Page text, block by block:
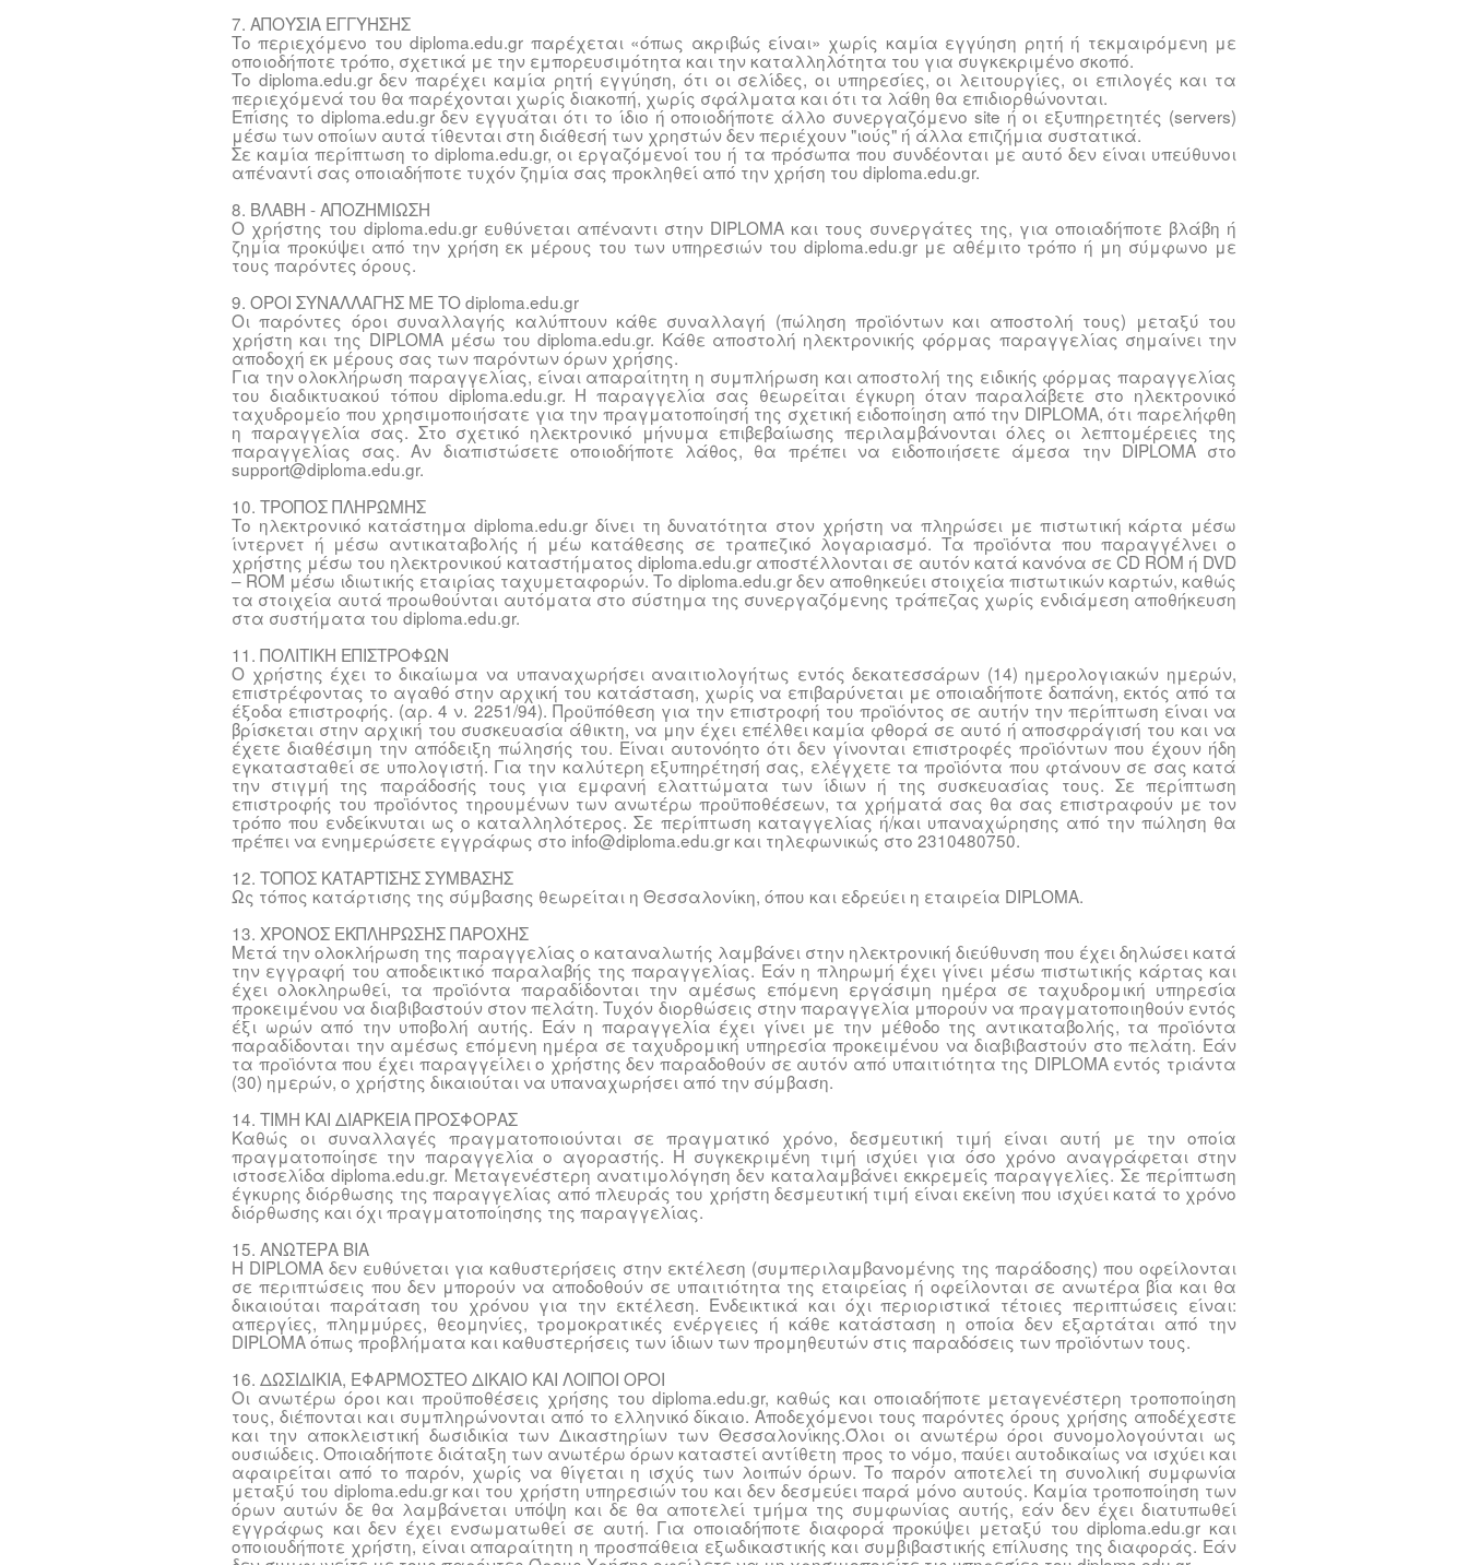
7. ΑΠΟΥΣΙΑ ΕΓΓΥΗΣΗΣ
Το περιεχόμενο του diploma.edu.gr παρέχεται «όπως ακριβώς είναι» χωρίς καμία εγγύηση ρητή ή τεκμαιρόμενη με
οποιοδήποτε τρόπο, σχετικά με την εμπορευσιμότητα και την καταλληλότητα του για συγκεκριμένο σκοπό.
Το diploma.edu.gr δεν παρέχει καμία ρητή εγγύηση, ότι οι σελίδες, οι υπηρεσίες, οι λειτουργίες, οι επιλογές και τα
περιεχόμενά του θα παρέχονται χωρίς διακοπή, χωρίς σφάλματα και ότι τα λάθη θα επιδιορθώνονται.
Επίσης το diploma.edu.gr δεν εγγυάται ότι το ίδιο ή οποιοδήποτε άλλο συνεργαζόμενο site ή οι εξυπηρετητές (servers)
μέσω των οποίων αυτά τίθενται στη διάθεσή των χρηστών δεν περιέχουν "ιούς" ή άλλα επιζήμια συστατικά.
Σε καμία περίπτωση το diploma.edu.gr, οι εργαζόμενοί του ή τα πρόσωπα που συνδέονται με αυτό δεν είναι υπεύθυνοι
απέναντί σας οποιαδήποτε τυχόν ζημία σας προκληθεί από την χρήση του diploma.edu.gr.
8. ΒΛΑΒΗ - ΑΠΟΖΗΜΙΩΣΗ
Ο χρήστης του diploma.edu.gr ευθύνεται απέναντι στην DIPLOMA και τους συνεργάτες της, για οποιαδήποτε βλάβη ή
ζημία προκύψει από την χρήση εκ μέρους του των υπηρεσιών του diploma.edu.gr με αθέμιτο τρόπο ή μη σύμφωνο με
τους παρόντες όρους.
9. ΟΡΟΙ ΣΥΝΑΛΛΑΓΗΣ ΜΕ ΤΟ diploma.edu.gr
Οι παρόντες όροι συναλλαγής καλύπτουν κάθε συναλλαγή (πώληση προϊόντων και αποστολή τους) μεταξύ του
χρήστη και της DIPLOMA μέσω του diploma.edu.gr. Κάθε αποστολή ηλεκτρονικής φόρμας παραγγελίας σημαίνει την
αποδοχή εκ μέρους σας των παρόντων όρων χρήσης.
Για την ολοκλήρωση παραγγελίας, είναι απαραίτητη η συμπλήρωση και αποστολή της ειδικής φόρμας παραγγελίας
του διαδικτυακού τόπου diploma.edu.gr. H παραγγελία σας θεωρείται έγκυρη όταν παραλάβετε στο ηλεκτρονικό
ταχυδρομείο που χρησιμοποιήσατε για την πραγματοποίησή της σχετική ειδοποίηση από την DIPLOMA, ότι παρελήφθη
η παραγγελία σας. Στο σχετικό ηλεκτρονικό μήνυμα επιβεβαίωσης περιλαμβάνονται όλες οι λεπτομέρειες της
παραγγελίας σας. Αν διαπιστώσετε οποιοδήποτε λάθος, θα πρέπει να ειδοποιήσετε άμεσα την DIPLOMA στο
support@diploma.edu.gr.
10. ΤΡΟΠΟΣ ΠΛΗΡΩΜΗΣ
Το ηλεκτρονικό κατάστημα diploma.edu.gr δίνει τη δυνατότητα στον χρήστη να πληρώσει με πιστωτική κάρτα μέσω
ίντερνετ ή μέσω αντικαταβολής ή μέω κατάθεσης σε τραπεζικό λογαριασμό. Τα προϊόντα που παραγγέλνει ο
χρήστης μέσω του ηλεκτρονικού καταστήματος diploma.edu.gr αποστέλλονται σε αυτόν κατά κανόνα σε CD ROM ή DVD
– ROM μέσω ιδιωτικής εταιρίας ταχυμεταφορών. Το diploma.edu.gr δεν αποθηκεύει στοιχεία πιστωτικών καρτών, καθώς
τα στοιχεία αυτά προωθούνται αυτόματα στο σύστημα της συνεργαζόμενης τράπεζας χωρίς ενδιάμεση αποθήκευση
στα συστήματα του diploma.edu.gr.
11. ΠΟΛΙΤΙΚΗ ΕΠΙΣΤΡΟΦΩΝ
Ο χρήστης έχει το δικαίωμα να υπαναχωρήσει αναιτιολογήτως εντός δεκατεσσάρων (14) ημερολογιακών ημερών,
επιστρέφοντας το αγαθό στην αρχική του κατάσταση, χωρίς να επιβαρύνεται με οποιαδήποτε δαπάνη, εκτός από τα
έξοδα επιστροφής. (αρ. 4 ν. 2251/94). Προϋπόθεση για την επιστροφή του προϊόντος σε αυτήν την περίπτωση είναι να
βρίσκεται στην αρχική του συσκευασία άθικτη, να μην έχει επέλθει καμία φθορά σε αυτό ή αποσφράγισή του και να
έχετε διαθέσιμη την απόδειξη πώλησής του. Είναι αυτονόητο ότι δεν γίνονται επιστροφές προϊόντων που έχουν ήδη
εγκατασταθεί σε υπολογιστή. Για την καλύτερη εξυπηρέτησή σας, ελέγχετε τα προϊόντα που φτάνουν σε σας κατά
την στιγμή της παράδοσής τους για εμφανή ελαττώματα των ίδιων ή της συσκευασίας τους. Σε περίπτωση
επιστροφής τoυ προϊόντος τηρουμένων των ανωτέρω προϋποθέσεων, τα χρήματά σας θα σας επιστραφούν με τον
τρόπο που ενδείκνυται ως ο καταλληλότερος. Σε περίπτωση καταγγελίας ή/και υπαναχώρησης από την πώληση θα
πρέπει να ενημερώσετε εγγράφως στο info@diploma.edu.gr και τηλεφωνικώς στο 2310480750.
12. ΤΟΠΟΣ ΚΑΤΑΡΤΙΣΗΣ ΣΥΜΒΑΣΗΣ
Ως τόπος κατάρτισης της σύμβασης θεωρείται η Θεσσαλονίκη, όπου και εδρεύει η εταιρεία DIPLOMA.
13. ΧΡΟΝΟΣ ΕΚΠΛΗΡΩΣΗΣ ΠΑΡΟΧΗΣ
Μετά την ολοκλήρωση της παραγγελίας ο καταναλωτής λαμβάνει στην ηλεκτρονική διεύθυνση που έχει δηλώσει κατά
την εγγραφή του αποδεικτικό παραλαβής της παραγγελίας. Εάν η πληρωμή έχει γίνει μέσω πιστωτικής κάρτας και
έχει ολοκληρωθεί, τα προϊόντα παραδίδονται την αμέσως επόμενη εργάσιμη ημέρα σε ταχυδρομική υπηρεσία
προκειμένου να διαβιβαστούν στον πελάτη. Τυχόν διορθώσεις στην παραγγελία μπορούν να πραγματοποιηθούν εντός
έξι ωρών από την υποβολή αυτής. Εάν η παραγγελία έχει γίνει με την μέθοδο της αντικαταβολής, τα προϊόντα
παραδίδονται την αμέσως επόμενη ημέρα σε ταχυδρομική υπηρεσία προκειμένου να διαβιβαστούν στο πελάτη. Εάν
τα προϊόντα που έχει παραγγείλει ο χρήστης δεν παραδοθούν σε αυτόν από υπαιτιότητα της DIPLOMA εντός τριάντα
(30) ημερών, ο χρήστης δικαιούται να υπαναχωρήσει από την σύμβαση.
14. ΤΙΜΗ ΚΑΙ ΔΙΑΡΚΕΙΑ ΠΡΟΣΦΟΡΑΣ
Καθώς οι συναλλαγές πραγματοποιούνται σε πραγματικό χρόνο, δεσμευτική τιμή είναι αυτή με την οποία
πραγματοποίησε την παραγγελία ο αγοραστής. Η συγκεκριμένη τιμή ισχύει για όσο χρόνο αναγράφεται στην
ιστοσελίδα diploma.edu.gr. Μεταγενέστερη ανατιμολόγηση δεν καταλαμβάνει εκκρεμείς παραγγελίες. Σε περίπτωση
έγκυρης διόρθωσης της παραγγελίας από πλευράς του χρήστη δεσμευτική τιμή είναι εκείνη που ισχύει κατά το χρόνο
διόρθωσης και όχι πραγματοποίησης της παραγγελίας.
15. ΑΝΩΤΕΡΑ ΒΙΑ
Η DIPLOMA δεν ευθύνεται για καθυστερήσεις στην εκτέλεση (συμπεριλαμβανομένης της παράδοσης) που οφείλονται
σε περιπτώσεις που δεν μπορούν να αποδοθούν σε υπαιτιότητα της εταιρείας ή οφείλονται σε ανωτέρα βία και θα
δικαιούται παράταση του χρόνου για την εκτέλεση. Ενδεικτικά και όχι περιοριστικά τέτοιες περιπτώσεις είναι:
απεργίες, πλημμύρες, θεομηνίες, τρομοκρατικές ενέργειες ή κάθε κατάσταση η οποία δεν εξαρτάται από την
DIPLOMA όπως προβλήματα και καθυστερήσεις των ίδιων των προμηθευτών στις παραδόσεις των προϊόντων τους.
16. ΔΩΣΙΔΙΚΙΑ, ΕΦΑΡΜΟΣΤΕΟ ΔΙΚΑΙΟ ΚΑΙ ΛΟΙΠΟΙ ΟΡΟΙ
Οι ανωτέρω όροι και προϋποθέσεις χρήσης του diploma.edu.gr, καθώς και οποιαδήποτε μεταγενέστερη τροποποίηση
τους, διέπονται και συμπληρώνονται από το ελληνικό δίκαιο. Αποδεχόμενοι τους παρόντες όρους χρήσης αποδέχεστε
και την αποκλειστική δωσιδικία των Δικαστηρίων των Θεσσαλονίκης.Όλοι οι ανωτέρω όροι συνομολογούνται ως
ουσιώδεις. Οποιαδήποτε διάταξη των ανωτέρω όρων καταστεί αντίθετη προς το νόμο, παύει αυτοδικαίως να ισχύει και
αφαιρείται από το παρόν, χωρίς να θίγεται η ισχύς των λοιπών όρων. Το παρόν αποτελεί τη συνολική συμφωνία
μεταξύ του diploma.edu.gr και του χρήστη υπηρεσιών του και δεν δεσμεύει παρά μόνο αυτούς. Καμία τροποποίηση των
όρων αυτών δε θα λαμβάνεται υπόψη και δε θα αποτελεί τμήμα της συμφωνίας αυτής, εάν δεν έχει διατυπωθεί
εγγράφως και δεν έχει ενσωματωθεί σε αυτή. Για οποιαδήποτε διαφορά προκύψει μεταξύ του diploma.edu.gr και
οποιουδήποτε χρήστη, είναι απαραίτητη η προσπάθεια εξωδικαστικής και συμβιβαστικής επίλυσης της διαφοράς. Εάν